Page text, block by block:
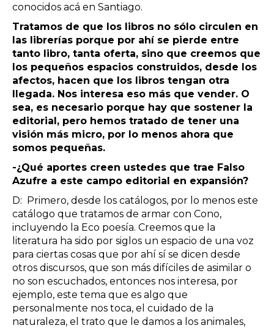
conocidos acá en Santiago.
Tratamos de que los libros no sólo circulen en
las librerías porque por ahí se pierde entre
tanto libro, tanta oferta, sino que creemos que
los pequeños espacios construidos, desde los
afectos, hacen que los libros tengan otra
llegada. Nos interesa eso más que vender. O
sea, es necesario porque hay que sostener la
editorial, pero hemos tratado de tener una
visión más micro, por lo menos ahora que
somos pequeñas.
-¿Qué aportes creen ustedes que trae Falso
Azufre a este campo editorial en expansión?
D: Primero, desde los catálogos, por lo menos este
catálogo que tratamos de armar con Cono,
incluyendo la Eco poesía. Creemos que la
literatura ha sido por siglos un espacio de una voz
para ciertas cosas que por ahí sí se dicen desde
otros discursos, que son más difíciles de asimilar o
no son escuchados, entonces nos interesa, por
ejemplo, este tema que es algo que
personalmente nos toca, el cuidado de la
naturaleza, el trato que le damos a los animales,